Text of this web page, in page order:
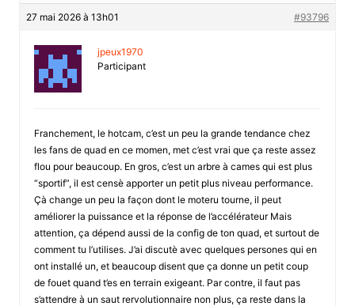
27 mai 2026 à 13h01 #93796
jpeux1970
Participant
Franchement, le hotcam, c’est un peu la grande tendance chez
les fans de quad en ce momen, met c’est vrai que ça reste assez
flou pour beaucoup. En gros, c’est un arbre à cames qui est plus
“sportif”, il est censè apporter un petit plus niveau performance.
Çà change un peu la façon dont le moteru tourne, il peut
améliorer la puissance et la réponse de l’accélérateur Mais
attention, ça dépend aussi de la config de ton quad, et surtout de
comment tu l’utilises. J’ai discutè avec quelques persones qui en
ont installé un, et beaucoup disent que ça donne un petit coup
de fouet quand t’es en terrain exigeant. Par contre, il faut pas
s’attendre à un saut rervolutionnaire non plus, ça reste dans la